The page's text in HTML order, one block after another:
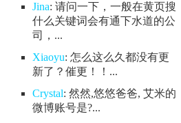
Jina: 请问一下，一般在黄页搜
什么关键词会有通下水道的公
司，...
Xiaoyu: 怎么这么久都没有更
新了？催更！！...
Crystal: 然然,悠悠爸爸, 艾米的
微博账号是?...